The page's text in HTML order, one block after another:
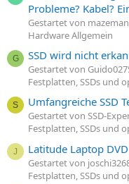
Probleme? Kabel?
Gestartet von
Hardware Allgemein
G SSD wird nicht
Gestartet von
Festplatten, SSDs und
S Umfangreiche SSD
Gestartet von SSD-
Festplatten, SSDs und
J Latitude Laptop
Gestartet von
Festplatten, SSDs und